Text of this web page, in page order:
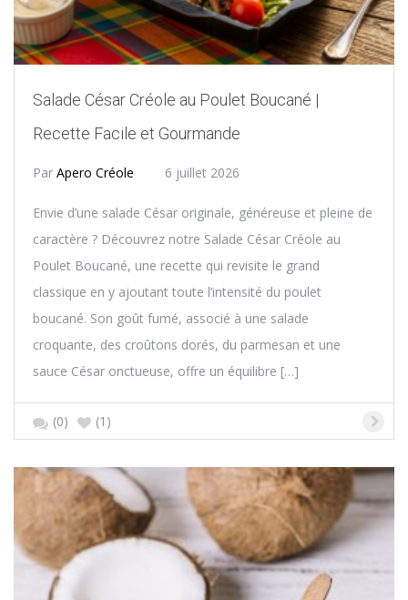
Salade César Créole au Poulet Boucané |
Recette Facile et Gourmande
Par Apero Créole 6 juillet 2026
Envie d’une salade César originale, généreuse et pleine de
caractère ? Découvrez notre Salade César Créole au
Poulet Boucané, une recette qui revisite le grand
classique en y ajoutant toute l’intensité du poulet
boucané. Son goût fumé, associé à une salade
croquante, des croûtons dorés, du parmesan et une
sauce César onctueuse, offre un équilibre […]
(0) (1)